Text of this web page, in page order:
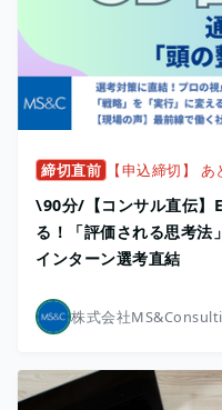
締切直前 【申込締切】 あ
\90分/【コンサル直伝】
る！「評価される思考
インターン選考直結
株式会社